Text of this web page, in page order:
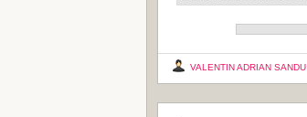
VALENTIN ADRIAN SANDU